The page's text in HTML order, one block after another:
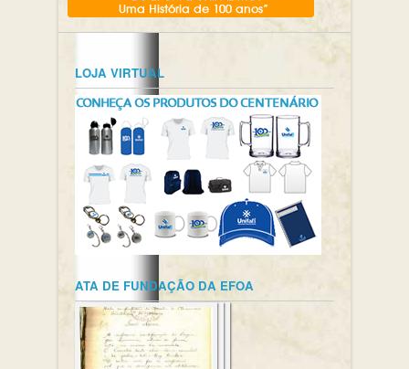
LOJA VIRTUAL
ATA DE FUNDAÇÃO DA EFOA